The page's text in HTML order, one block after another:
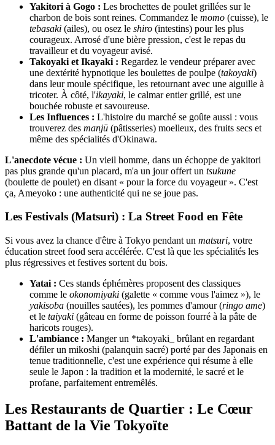
Yakitori à Gogo : Les brochettes de poulet grillées sur le
charbon de bois sont reines. Commandez le momo (cuisse), le
tebasaki (ailes), ou osez le shiro (intestins) pour les plus
courageux. Arrosé d'une bière pression, c'est le repas du
travailleur et du voyageur avisé.
Takoyaki et Ikayaki : Regardez le vendeur préparer avec
une dextérité hypnotique les boulettes de poulpe (takoyaki)
dans leur moule spécifique, les retournant avec une aiguille à
tricoter. À côté, l'ikayaki, le calmar entier grillé, est une
bouchée robuste et savoureuse.
Les Influences : L'histoire du marché se goûte aussi : vous
trouverez des manjū (pâtisseries) moelleux, des fruits secs et
même des spécialités d'Okinawa.
L'anecdote vécue : Un vieil homme, dans un échoppe de yakitori
pas plus grande qu'un placard, m'a un jour offert un tsukune
(boulette de poulet) en disant « pour la force du voyageur ». C'est
ça, Ameyoko : une authenticité qui ne se joue pas.
Les Festivals (Matsuri) : La Street Food en Fête
Si vous avez la chance d'être à Tokyo pendant un matsuri, votre
éducation street food sera accélérée. C'est là que les spécialités les
plus régressives et festives sortent du bois.
Yatai : Ces stands éphémères proposent des classiques
comme le okonomiyaki (galette « comme vous l'aimez »), le
yakisoba (nouilles sautées), les pommes d'amour (ringo ame)
et le taiyaki (gâteau en forme de poisson fourré à la pâte de
haricots rouges).
L'ambiance : Manger un *takoyaki_ brûlant en regardant
défiler un mikoshi (palanquin sacré) porté par des Japonais en
tenue traditionnelle, c'est une expérience qui résume à elle
seule le Japon : la tradition et la modernité, le sacré et le
profane, parfaitement entremêlés.
Les Restaurants de Quartier : Le Cœur
Battant de la Vie Tokyoïte